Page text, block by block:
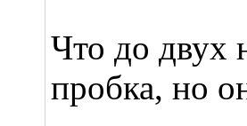
Что до двух
пробка, но